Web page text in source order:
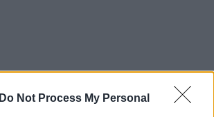
Do Not Process My Personal